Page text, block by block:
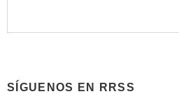
SÍGUENOS EN RRSS